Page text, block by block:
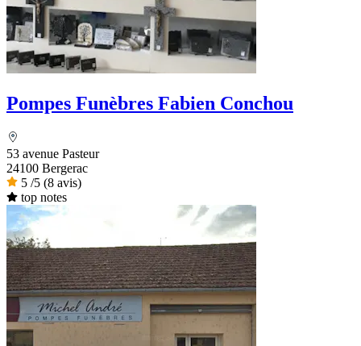
Pompes Funèbres Fabien Conchou
53 avenue Pasteur
24100 Bergerac
5 /5 (8 avis)
top notes